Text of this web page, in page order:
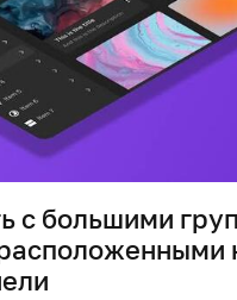
с большими